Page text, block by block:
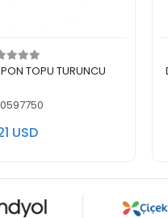
اضف الى سلة
TOPU TURUNCU
USD